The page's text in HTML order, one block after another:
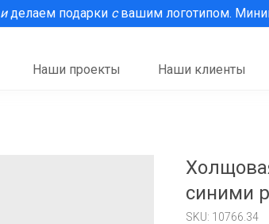
Наши клиенты
Наши проекты
иделаем подарки свашим логотипом.
синими
SKU: 10766.34